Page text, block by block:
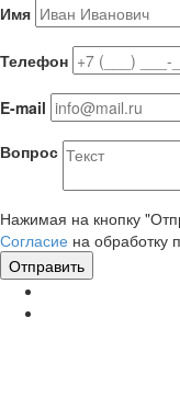
Имя
Телефон
E-mail
Вопрос
Нажимая на кнопку
Согласие на обработку
Отправить